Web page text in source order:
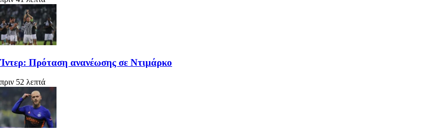
Ίντερ: Πρόταση ανανέωσης σε Ντιμάρκο
πριν 52 λεπτά